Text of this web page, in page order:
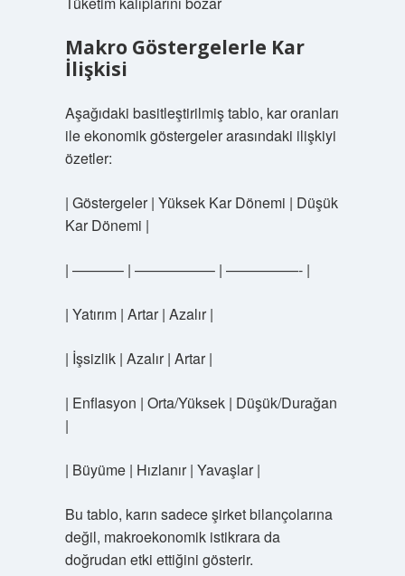
Makro Göstergelerle Kar
İlişkisi
Aşağıdaki basitleştirilmiş tablo, kar oranları
ile ekonomik göstergeler arasındaki ilişkiyi
özetler:
| Göstergeler | Yüksek Kar Dönemi | Düşük
Kar Dönemi |
| ———– | —————– | —————- |
| Yatırım | Artar | Azalır |
| İşsizlik | Azalır | Artar |
| Enflasyon | Orta/Yüksek | Düşük/Durağan
|
| Büyüme | Hızlanır | Yavaşlar |
Bu tablo, karın sadece şirket bilançolarına
değil, makroekonomik istikrara da
doğrudan etki ettiğini gösterir.